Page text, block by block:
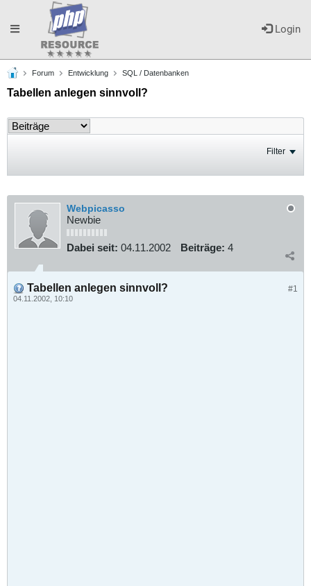
Login
Toggle
navigation
Forum Entwicklung SQL / Datenbanken
Tabellen anlegen sinnvoll?
Filter
Webpicasso
Newbie
Dabei seit: 04.11.2002 Beiträge: 4
#1
Tabellen anlegen sinnvoll?
04.11.2002, 10:10